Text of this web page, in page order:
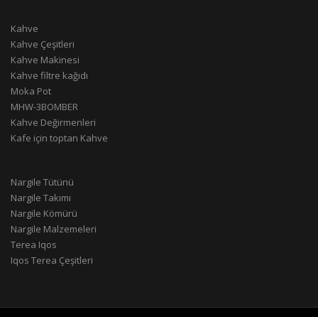
Kahve
Kahve Çeşitleri
Kahve Makinesi
Kahve filtre kağıdı
Moka Pot
MHW-3BOMBER
Kahve Değirmenleri
Kafe için toptan Kahve
Nargile Tütünü
Nargile Takımı
Nargile Kömürü
Nargile Malzemeleri
Terea Iqos
Iqos Terea Çeşitleri